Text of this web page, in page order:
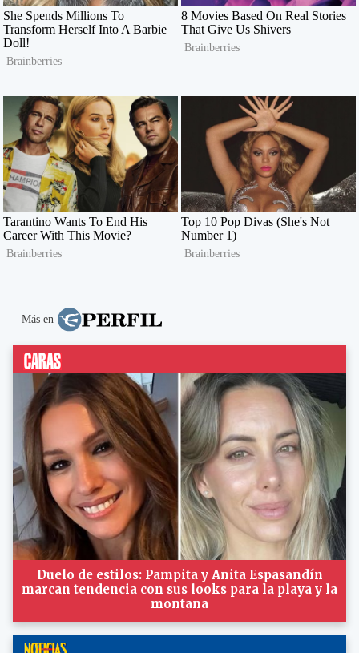
Más en
Duelo de estilos: Pampita y Anita Espasandín
marcan tendencia con sus looks para la playa y la
montaña